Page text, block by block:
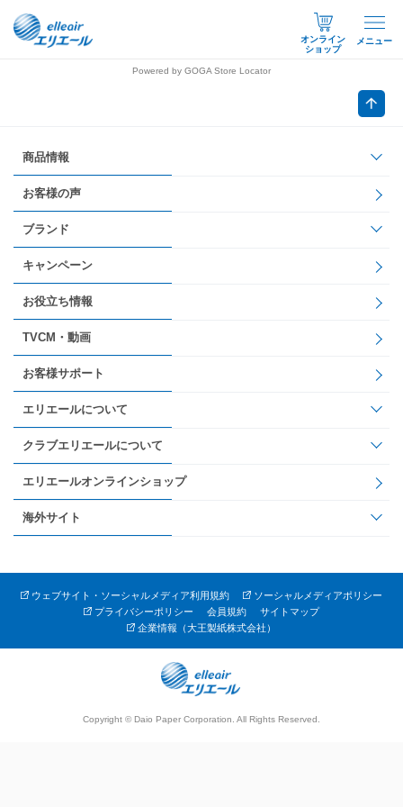
オンライン
ショップ
メニュー
Powered by GOGA Store Locator
商品情報
お客様の声
ブランド
キャンペーン
お役立ち情報
TVCM・動画
お客様サポート
エリエールについて
クラブエリエールについて
エリエールオンラインショップ
海外サイト
ウェブサイト・ソーシャルメディア利用規約
ソーシャルメディアポリシー
プライバシーポリシー
会員規約
サイトマップ
企業情報（大王製紙株式会社）
Copyright © Daio Paper Corporation. All Rights Reserved.